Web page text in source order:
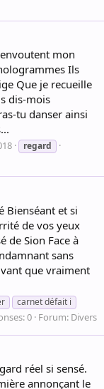
mon
Ils
Que je recueille
dis-mois
tu danser ainsi
regard
Bienséant et si
de vos yeux
de Sion Face à
sans
que vraiment
carnet défait i
0 Forum: Divers
réel si sensé.
annonçant le